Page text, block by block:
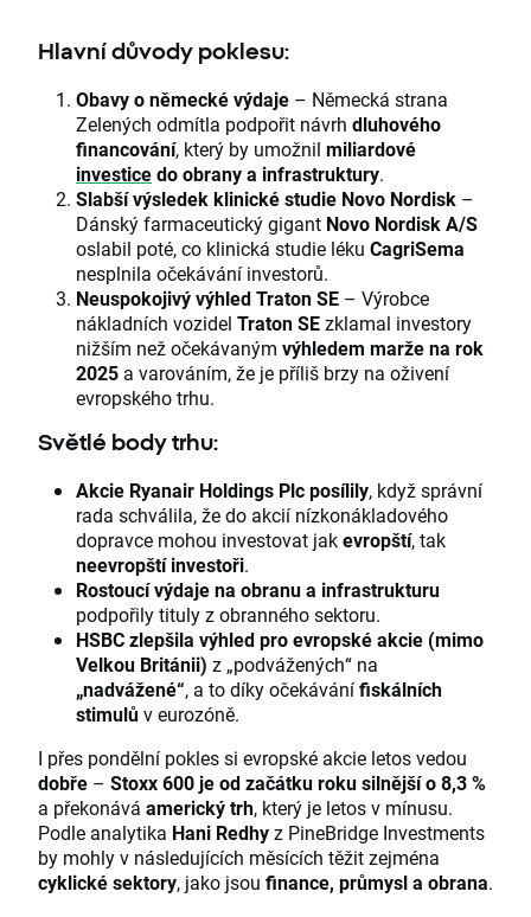
Hlavní důvody poklesu:
Obavy o německé výdaje – Německá strana
Zelených odmítla podpořit návrh dluhového
financování, který by umožnil miliardové
investicedo obrany a infrastruktury.
Slabší výsledek klinické studie Novo Nordisk –
Dánský farmaceutický gigant Novo Nordisk A/S
oslabil poté, co klinická studie léku CagriSema
nesplnila očekávání investorů.
Neuspokojivý výhled Traton SE – Výrobce
nákladních vozidel Traton SEzklamal investory
nižším než očekávaným výhledem marže na rok
2025 a varováním, že je příliš brzy na oživení
evropského trhu.
Světlé body trhu:
Akcie Ryanair Holdings Plc posílily, když správní
rada schválila, že do akcií nízkonákladového
dopravce mohou investovat jakevropští, tak
neevropští investoři.
Rostoucí výdaje na obranu a infrastrukturu
podpořily tituly z obranného sektoru.
HSBC zlepšila výhled pro evropské akcie (mimo
Velkou Británii) z „podvážených“ na
„nadvážené“, a to díky očekávánífiskálních
stimulův eurozóně.
I přes pondělní pokles si evropské akcie letos vedou
dobře – Stoxx 600 je od začátku roku silnější o 8,3 %
a překonává americký trh, který je letos v mínusu.
Podle analytika Hani Redhyz PineBridge Investments
by mohly v následujících měsících těžit zejména
cyklické sektory, jako jsou finance, průmysl a obrana.